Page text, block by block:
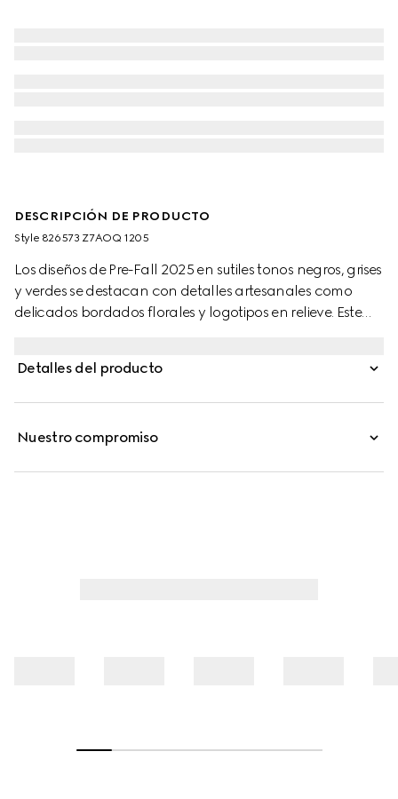
DESCRIPCIÓN DE PRODUCTO
Style ‎826573 Z7AOQ 1205
Los diseños de Pre-Fall 2025 en sutiles tonos negros, grises
y verdes se destacan con detalles artesanales como
delicados bordados florales y logotipos en relieve. Este
Detalles del producto
Nuestro compromiso